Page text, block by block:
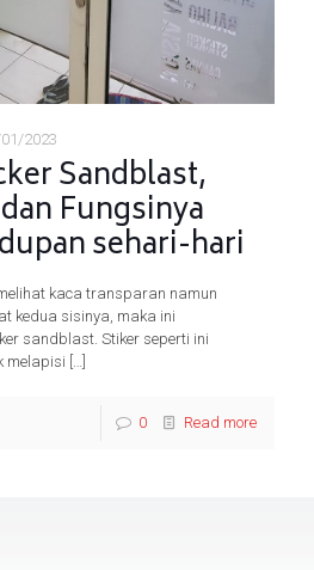
2023
Sandblast,
Fungsinya
sehari-hari
kaca transparan namun
kedua sisinya, maka ini
sandblast. Stiker seperti ini
melapisi […]
0 Read more